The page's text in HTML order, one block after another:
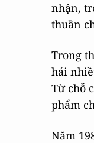
nhận,
thuần
Trong
hái
Từ chỗ
phẩm
Năm